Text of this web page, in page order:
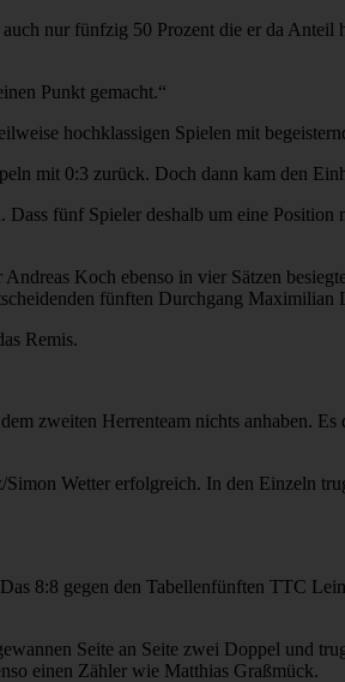
nur fünfzig 50 Prozent die er da Anteil
Punkt gemacht.“
hochklassigen Spielen mit
mit 0:3 zurück. Doch dann kam den
fünf Spieler deshalb um eine
Koch ebenso in vier Sätzen
fünften Durchgang Maximilian
Remis.
zweiten Herrenteam nichts anhaben.
Wetter erfolgreich. In den Einzeln
8:8 gegen den Tabellenfünften TTC
Seite an Seite zwei Doppel und
einen Zähler wie Matthias Graßmück.